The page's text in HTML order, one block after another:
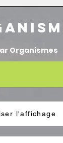
Organismes
l'affichage